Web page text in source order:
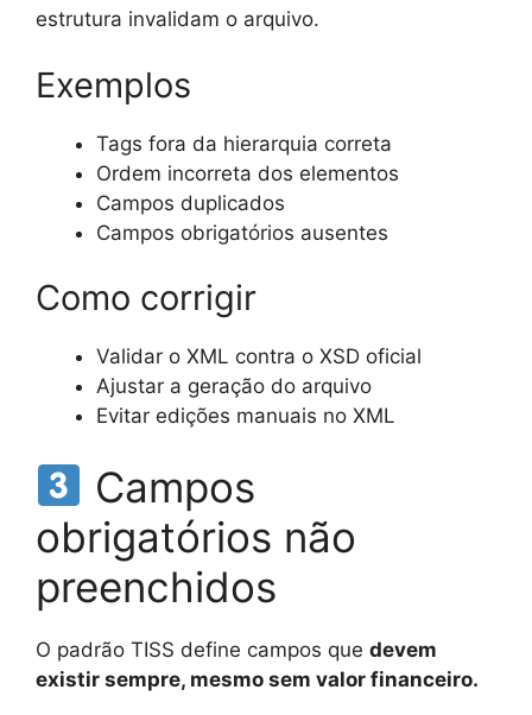
estrutura invalidam o arquivo.
Exemplos
Tags fora da hierarquia correta
Ordem incorreta dos elementos
Campos duplicados
Campos obrigatórios ausentes
Como corrigir
Validar o XML contra o XSD oficial
Ajustar a geração do arquivo
Evitar edições manuais no XML
Campos
obrigatórios não
preenchidos
O padrão TISS define campos que devem
existir sempre, mesmo sem valor financeiro.